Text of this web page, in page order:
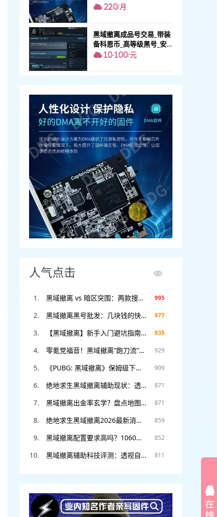
雷达_分屏显示
220/月
6
黑域撤离成品号交易_带装
备科恩币_高等级黑号_安
全不找回
10-100/元
人气点击
黑域撤离 vs 暗区突围：两款搜打撤游戏全方位对比，谁才是2025年版本之子？ 995
黑域撤离黑号批发：几块钱的快乐体验，封号不心疼，暴力测试专用！ 977
【黑域撤离】新手入门避坑指南：开局选什么职业？这3个错误千万别犯！ 935
零氪党福音！黑域撤离“跑刀流”教学，无需装备也能把把血赚撤离。 929
《PUBG: 黑域撤离》保姆级下载教程：从申请资格到进入游戏，看这一篇就够了！ 909
绝地求生黑域撤离辅助现状：透视自瞄满天飞？教你如何安全“科技”防封。 871
黑域撤离出金率玄学？盘点地图上最容易刷“大金”的5个隐藏点位！ 871
绝地求生黑域撤离2026最新消息：首测资格如何申请？官网预约入口在此。 859
黑域撤离配置要求高吗？1060显卡能玩吗？老电脑流畅运行设置教程。 852
黑域撤离辅助科技评测：透视自瞄真的稳吗？DMA硬件挂和软件挂怎么选 811